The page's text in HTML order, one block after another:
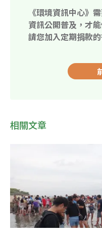
《環境資訊中心》
資訊公開普及，才
請您加入定期捐款
相關文章